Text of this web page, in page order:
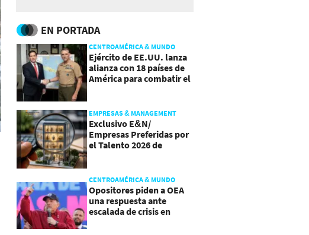
EN PORTADA
CENTROAMÉRICA & MUNDO
Ejército de EE.UU. lanza
alianza con 18 países de
América para combatir el
EMPRESAS & MANAGEMENT
Exclusivo E&N/
Empresas Preferidas por
el Talento 2026 de
CENTROAMÉRICA & MUNDO
Opositores piden a OEA
una respuesta ante
escalada de crisis en